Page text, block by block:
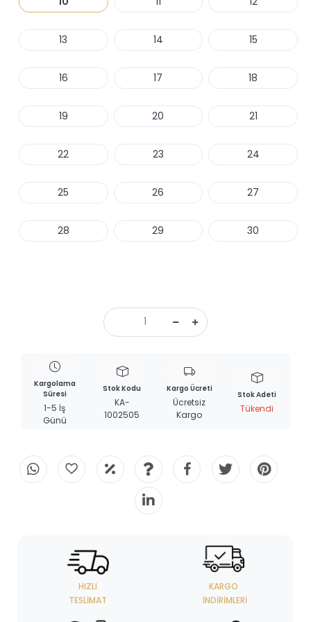
13 14 15
16 17 18
19 20 21
22 23 24
25 26 27
28 29 30
Kargolama
Süresi
1-5 İş
Günü
Stok Kodu
KA-
1002505
Kargo Ücreti
Ücretsiz
Kargo
Stok Adeti
Tükendi
HIZLI
TESLIMAT
KARGO
İNDIRIMLERI